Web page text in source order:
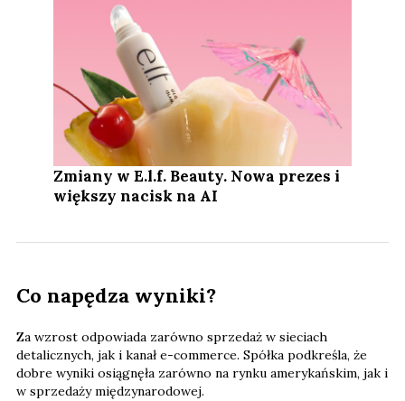
Zmiany w E.l.f. Beauty. Nowa prezes i
większy nacisk na AI
Co napędza wyniki?
Za wzrost odpowiada zarówno sprzedaż w sieciach
detalicznych, jak i kanał e-commerce. Spółka podkreśla, że
dobre wyniki osiągnęła zarówno na rynku amerykańskim, jak i
w sprzedaży międzynarodowej.